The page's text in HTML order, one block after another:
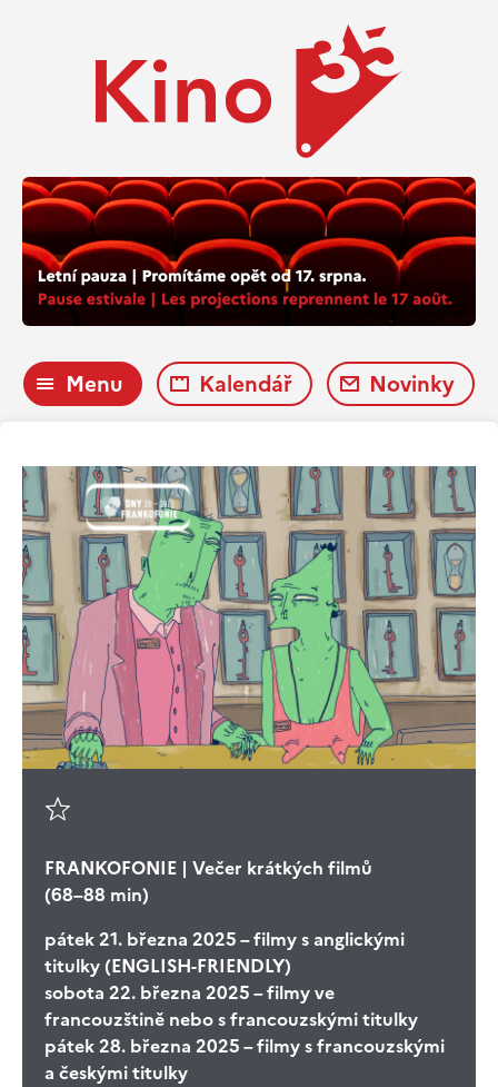
Menu Kalendář Novinky
FRANKOFONIE | Večer krátkých filmů
(68–88 min)
pátek 21. března 2025 – filmy s anglickými
titulky (ENGLISH-FRIENDLY)
sobota 22. března 2025 – filmy ve
francouzštině nebo s francouzskými titulky
pátek 28. března 2025 – filmy s francouzskými
a českými titulky